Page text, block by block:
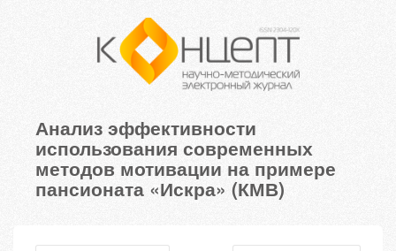
Анализ эффективности
использования современных
методов мотивации на примере
пансионата «Искра» (КМВ)